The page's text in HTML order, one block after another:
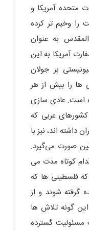
متحده آمریکا و
را وخیم‌ تر کرده
به‌ عنوان
آمریکا به این
بر جولان
اشغالی و طرح معامله قرن فلسطینی‌ ها را بیش‎ از هر
است. عادی‌ سازی
کشورهای عربی که
داشته‌ اند، نیز با
صورت می‌گیرد.
کوتاه‌ مدت می
که فلسطینی‌ ها که
گرفته شوند و از
گونه تلاش‌ ها
مسئولیت گسترده‌